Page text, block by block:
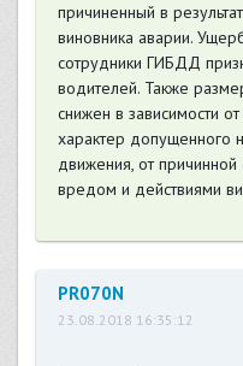
причиненный в
виновника аварии.
сотрудники ГИБДД
водителей. Также
снижен в зависимости
характер допущенного
движения, от
вредом и действиями
PR070N
23.08.2018 16:35:12